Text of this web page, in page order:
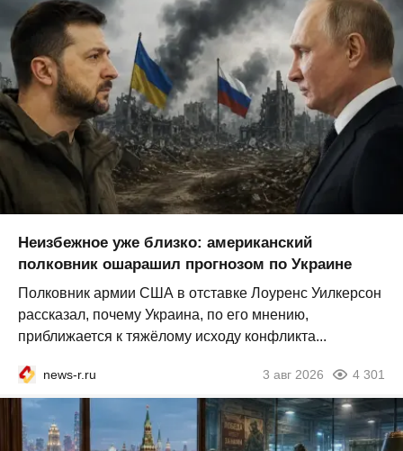
Неизбежное уже близко: американский
полковник ошарашил прогнозом по Украине
Полковник армии США в отставке Лоуренс Уилкерсон
рассказал, почему Украина, по его мнению,
приближается к тяжёлому исходу конфликта...
news-r.ru 3 авг 2026 4 301